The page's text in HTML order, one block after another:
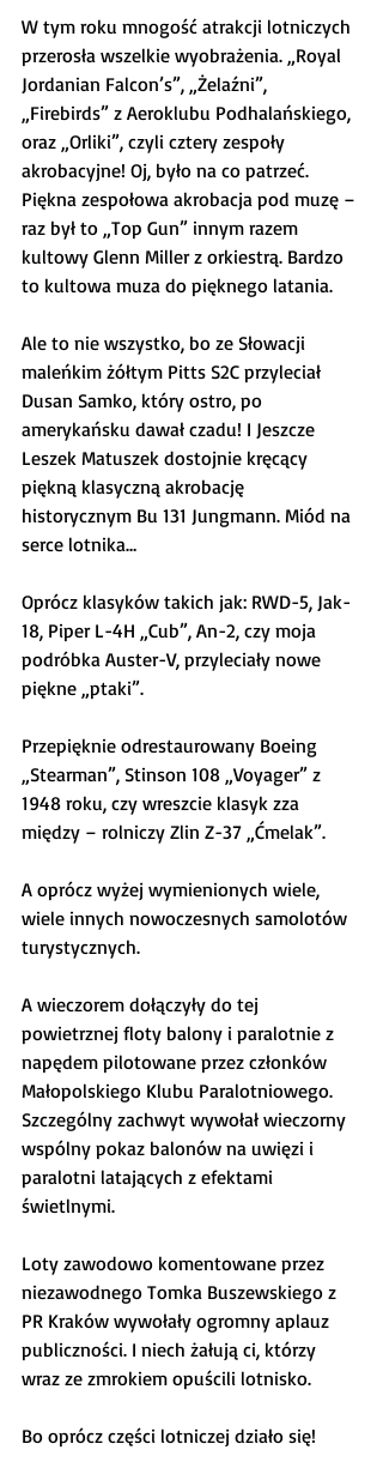
W tym roku mnogość atrakcji lotniczych
przerosła wszelkie wyobrażenia. „Royal
Jordanian Falcon’s”, „Żelaźni”,
„Firebirds” z Aeroklubu Podhalańskiego,
oraz „Orliki”, czyli cztery zespoły
akrobacyjne! Oj, było na co patrzeć.
Piękna zespołowa akrobacja pod muzę –
raz był to „Top Gun” innym razem
kultowy Glenn Miller z orkiestrą. Bardzo
to kultowa muza do pięknego latania.
Ale to nie wszystko, bo ze Słowacji
maleńkim żółtym Pitts S2C przyleciał
Dusan Samko, który ostro, po
amerykańsku dawał czadu! I Jeszcze
Leszek Matuszek dostojnie kręcący
piękną klasyczną akrobację
historycznym Bu 131 Jungmann. Miód na
serce lotnika…
Oprócz klasyków takich jak: RWD-5, Jak-
18, Piper L-4H „Cub”, An-2, czy moja
podróbka Auster-V, przyleciały nowe
piękne „ptaki”.
Przepięknie odrestaurowany Boeing
„Stearman”, Stinson 108 „Voyager” z
1948 roku, czy wreszcie klasyk zza
między – rolniczy Zlin Z-37 „Ćmelak”.
A oprócz wyżej wymienionych wiele,
wiele innych nowoczesnych samolotów
turystycznych.
A wieczorem dołączyły do tej
powietrznej floty balony i paralotnie z
napędem pilotowane przez członków
Małopolskiego Klubu Paralotniowego.
Szczególny zachwyt wywołał wieczorny
wspólny pokaz balonów na uwięzi i
paralotni latających z efektami
świetlnymi.
Loty zawodowo komentowane przez
niezawodnego Tomka Buszewskiego z
PR Kraków wywołały ogromny aplauz
publiczności. I niech żałują ci, którzy
wraz ze zmrokiem opuścili lotnisko.
Bo oprócz części lotniczej działo się!